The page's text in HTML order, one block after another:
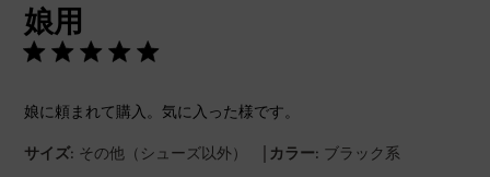
娘用
娘に頼まれて購入。気に入った様です。
サイズ: その他（シューズ以外） | カラー: ブラック系